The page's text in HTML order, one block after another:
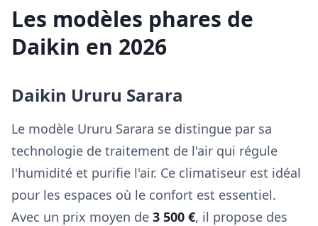
Les modèles phares de
Daikin en 2026
Daikin Ururu Sarara
Le modèle Ururu Sarara se distingue par sa
technologie de traitement de l'air qui régule
l'humidité et purifie l'air. Ce climatiseur est idéal
pour les espaces où le confort est essentiel.
Avec un prix moyen de 3 500 €, il propose des